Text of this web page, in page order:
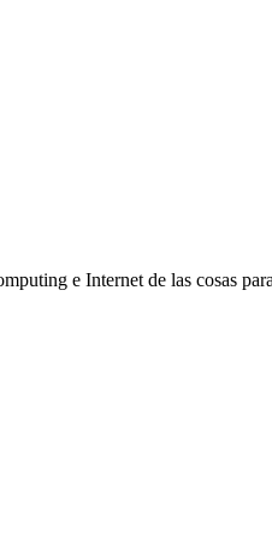
e Internet de las cosas